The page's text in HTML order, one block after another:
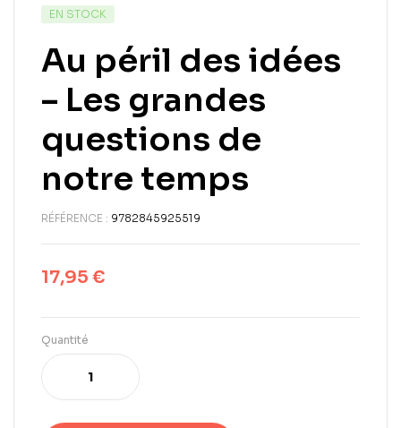
EN STOCK
Au péril des idées
– Les grandes
questions de
notre temps
RÉFÉRENCE : 9782845925519
17,95 €
Quantité